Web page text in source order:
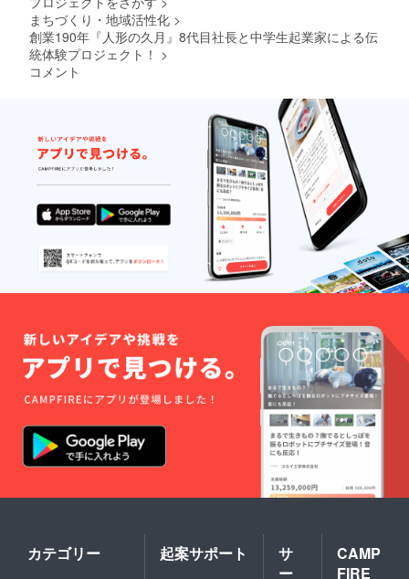
まちづくり・地域活性化 >
創業190年『人形の久月』8代目社長と中学生起業家による伝
統体験プロジェクト！ >
コメント
カテゴリー 起案サポート
サ
ー
CAMP
FIRE